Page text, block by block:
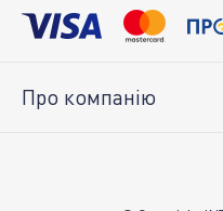
Про компанію